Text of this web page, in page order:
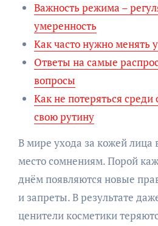
Важность режима –
умеренность
Как часто нужно менять
Ответы на самые
вопросы
Как не потеряться среди
свою рутину
В мире ухода за кожей лица
место сомнениям. Порой
днём появляются новые
и запреты. В результате
ценители косметики